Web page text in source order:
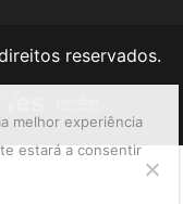
reservados.
melhor experiência
estará a consentir